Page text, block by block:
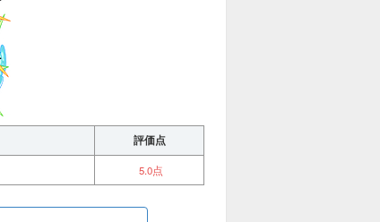
評価点
5.0点